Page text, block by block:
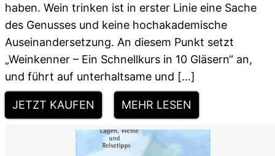
haben. Wein trinken ist in erster Linie eine Sache
des Genusses und keine hochakademische
Auseinandersetzung. An diesem Punkt setzt
„Weinkenner – Ein Schnellkurs in 10 Gläsern“ an,
und führt auf unterhaltsame und […]
JETZT KAUFEN MEHR LESEN